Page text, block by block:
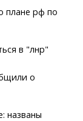
плане рф по
в "лнр"
о
названы